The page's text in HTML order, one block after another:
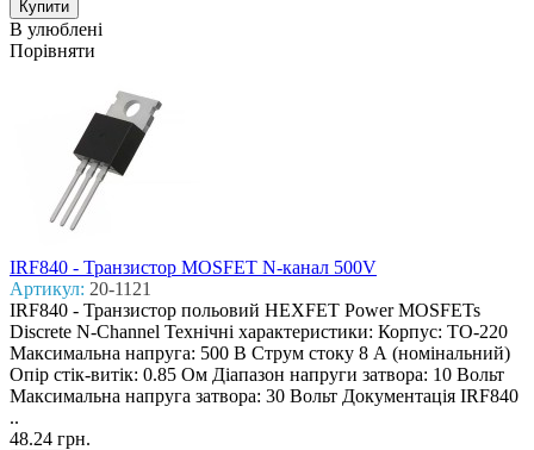
В улюблені
Порівняти
IRF840 - Транзистор MOSFET N-канал 500V
Артикул: 20-1121
IRF840 - Транзистор польовий HEXFET Power MOSFETs
Discrete N-Channel Технічні характеристики: Корпус: TO-220
Максимальна напруга: 500 В Струм стоку 8 А (номінальний)
Опір стік-витік: 0.85 Ом Діапазон напруги затвора: 10 Вольт
Максимальна напруга затвора: 30 Вольт Документація IRF840
..
48.24 грн.